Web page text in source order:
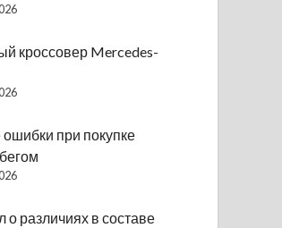
кроссовер Mercedes-
при покупке
о различиях в составе